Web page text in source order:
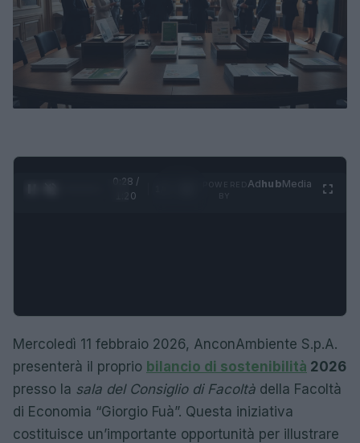
0:28 /
1:20
AdhubMedia
Mercoledì 11 febbraio 2026, AnconAmbiente S.p.A.
presenterà il proprio bilancio di sostenibilità 2026
presso la sala del Consiglio di Facoltà della Facoltà
di Economia “Giorgio Fuà”. Questa iniziativa
costituisce un’importante opportunità per illustrare